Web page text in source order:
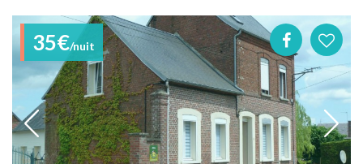
35€/nuit